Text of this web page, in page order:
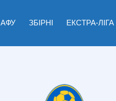
АФУ ЗБІРНІ ЕКСТРА-ЛІГА